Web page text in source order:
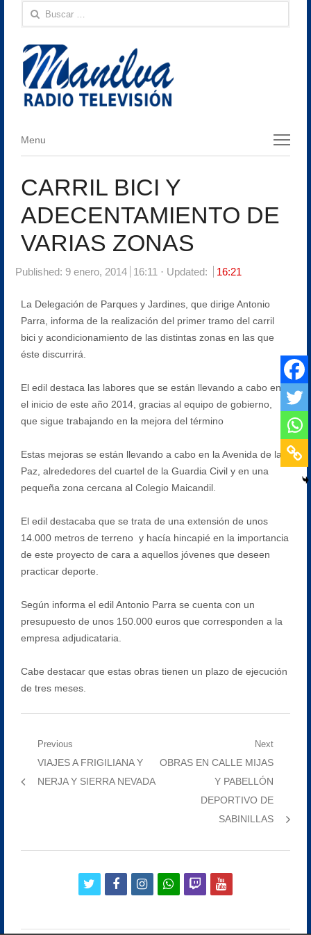
Buscar:
Menu
Menu
CARRIL BICI Y
ADECENTAMIENTO DE
VARIAS ZONAS
Published: 9 enero, 2014 16:11 Updated: 16:21
La Delegación de Parques y Jardines, que dirige Antonio
Parra, informa de la realización del primer tramo del carril
bici y acondicionamiento de las distintas zonas en las que
éste discurrirá.
El edil destaca las labores que se están llevando a cabo en
el inicio de este año 2014, gracias al equipo de gobierno,
que sigue trabajando en la mejora del término
Estas mejoras se están llevando a cabo en la Avenida de la
Paz, alrededores del cuartel de la Guardia Civil y en una
pequeña zona cercana al Colegio Maicandil.
El edil destacaba que se trata de una extensión de unos
14.000 metros de terreno y hacía hincapié en la importancia
de este proyecto de cara a aquellos jóvenes que deseen
practicar deporte.
Según informa el edil Antonio Parra se cuenta con un
presupuesto de unos 150.000 euros que corresponden a la
empresa adjudicataria.
Cabe destacar que estas obras tienen un plazo de ejecución
de tres meses.
Navegación
Previous
Previous
post:
VIAJES A FRIGILIANA Y
NERJA Y SIERRA NEVADA
Next
Next
OBRAS EN CALLE MIJAS
Y PABELLÓN
DEPORTIVO DE
SABINILLAS
twitterfacebookinstagramwhatsapp
twitchyoutube